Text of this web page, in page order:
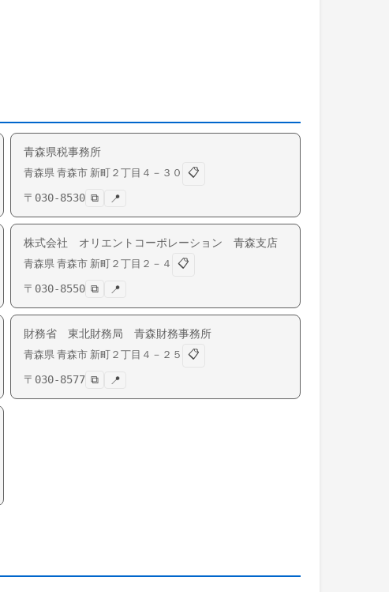
青森県税事務所
青森県 青森市 新町 ２丁目４－３０
📋
〒 030-8530 ⧉ 📍
株式会社 オリエントコーポレーション 青森支店
青森県 青森市 新町 ２丁目２－４
📋
〒 030-8550 ⧉ 📍
財務省 東北財務局 青森財務事務所
青森県 青森市 新町 ２丁目４－２５
📋
〒 030-8577 ⧉ 📍